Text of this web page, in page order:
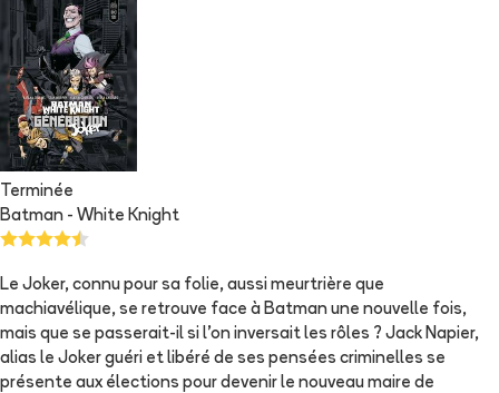
Terminée
Batman - White Knight
Le Joker, connu pour sa folie, aussi meurtrière que
machiavélique, se retrouve face à Batman une nouvelle fois,
mais que se passerait-il si l'on inversait les rôles ? Jack Napier,
alias le Joker guéri et libéré de ses pensées criminelles se
présente aux élections pour devenir le nouveau maire de